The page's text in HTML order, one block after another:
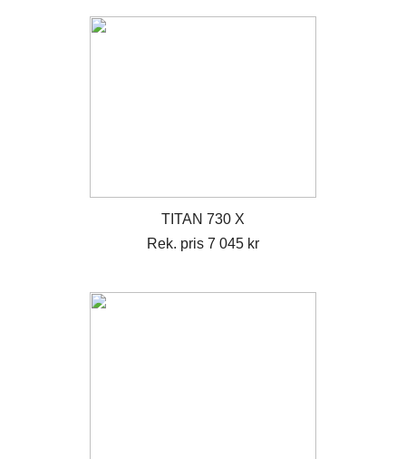
TITAN 730 X
Rek. pris 7 045 kr